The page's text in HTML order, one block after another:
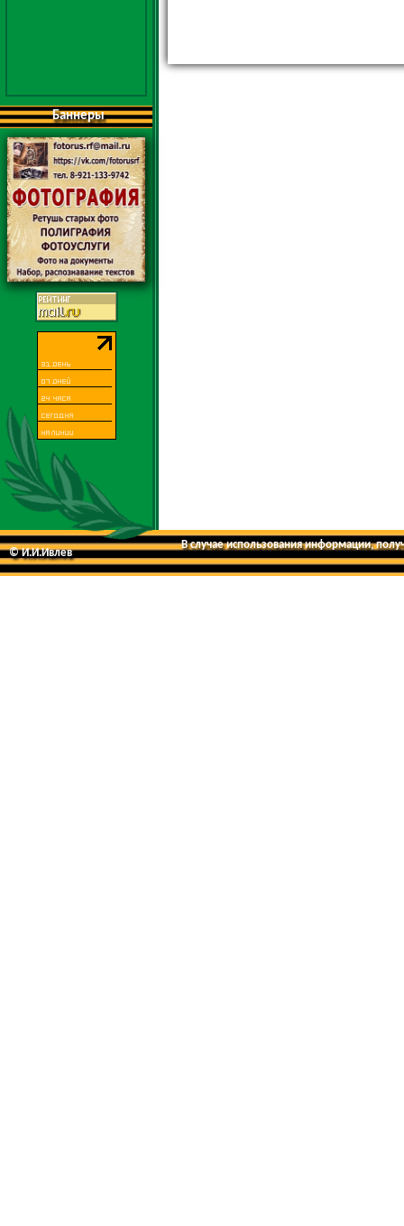
Баннеры
© И.И.Ивлев
В случае использования информации,